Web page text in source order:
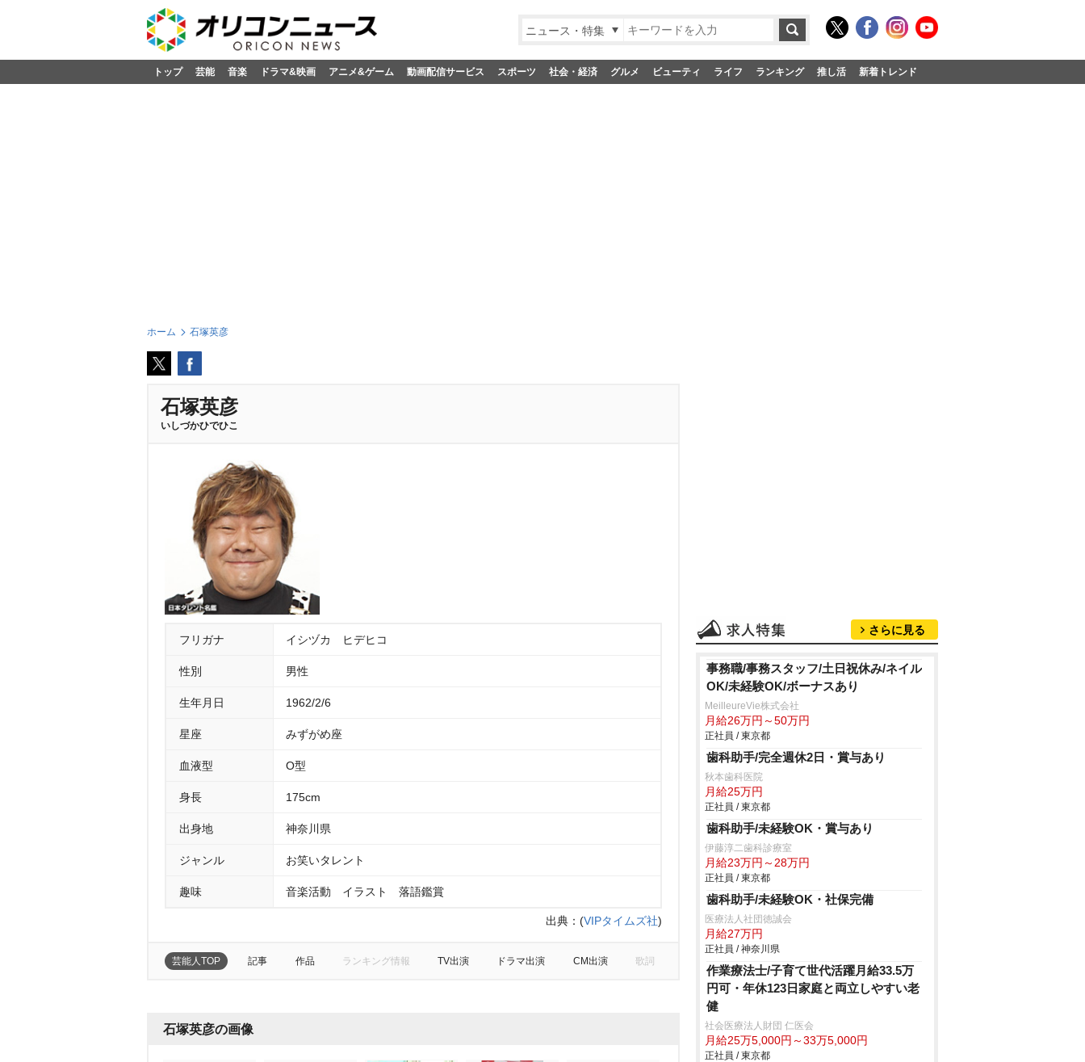
ニュース・特集
トップ 芸能 音楽 ドラマ&映画 アニメ&ゲーム 動画配信サービス スポーツ 社会・経済 グルメ ビューティ ライフ ランキング 推し活 新着トレンド
ホーム 石塚英彦
石塚英彦
いしづかひでひこ
フリガナ イシヅカ ヒデヒコ
性別 男性
生年月日 1962/2/6
星座 みずがめ座
血液型 O型
身長 175cm
出身地 神奈川県
ジャンル お笑いタレント
趣味 音楽活動 イラスト 落語鑑賞
出典： (VIPタイムズ社)
芸能人TOP 記事 作品 ランキング情報 TV出演 ドラマ出演 CM出演 歌詞
石塚英彦の画像
さらに見る
事務職/事務スタッフ/土日祝休み/ネイル
OK/未経験OK/ボーナスあり
MeilleureVie株式会社
月給26万円～50万円
正社員 / 東京都
歯科助手/完全週休2日・賞与あり
秋本歯科医院
月給25万円
正社員 / 東京都
歯科助手/未経験OK・賞与あり
伊藤淳二歯科診療室
月給23万円～28万円
正社員 / 東京都
歯科助手/未経験OK・社保完備
医療法人社団徳誠会
月給27万円
正社員 / 神奈川県
作業療法士/子育て世代活躍月給33.5万
円可・年休123日家庭と両立しやすい老
健
社会医療法人財団 仁医会
月給25万5,000円～33万5,000円
正社員 / 東京都